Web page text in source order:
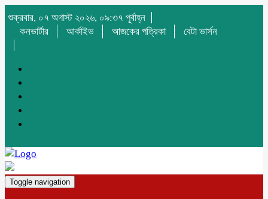
শুক্রবার, ০৭ অগাস্ট ২০২৬, ০৯:৩৭ পূর্বাহ্ন
কনভার্টার
আর্কাইভ আজকের পত্রিকা বেটা ভার্সন
Toggle navigation